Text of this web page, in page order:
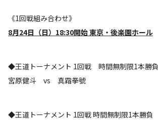
《1回戦組み合わせ》
8月24日（日）18:30開始 東京・後楽園ホール
◆王道トーナメント 1回戦 時間無制限1本勝負
宮原健斗 vs 真霜拳號
◆王道トーナメント 1回戦 時間無制限1本勝負